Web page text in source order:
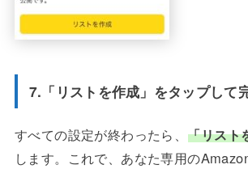
7.「リストを作成」をタップして
すべての設定が終わったら、 「リスト
します。これで、あなた専用の